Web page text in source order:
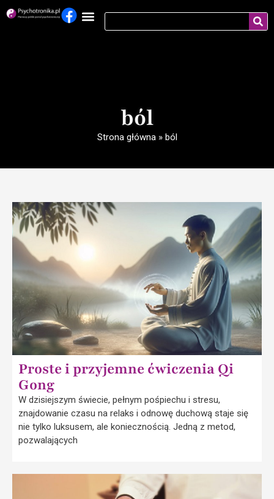
ból
Strona główna» ból
Proste i przyjemne ćwiczenia Qi
Gong
W dzisiejszym świecie, pełnym pośpiechu i stresu,
znajdowanie czasu na relaks i odnowę duchową staje się
nie tylko luksusem, ale koniecznością. Jedną z metod,
pozwalających